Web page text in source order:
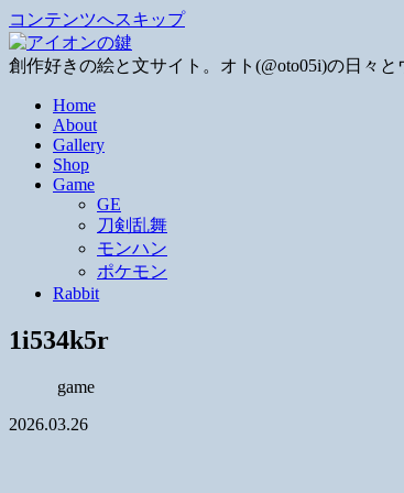
コンテンツへスキップ
創作好きの絵と文サイト。オト(@oto05i)の日々
Home
About
Gallery
Shop
Game
GE
刀剣乱舞
モンハン
ポケモン
Rabbit
1i534k5r
game
2026.03.26